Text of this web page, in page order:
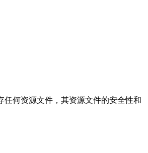
任何资源文件，其资源文件的安全性和